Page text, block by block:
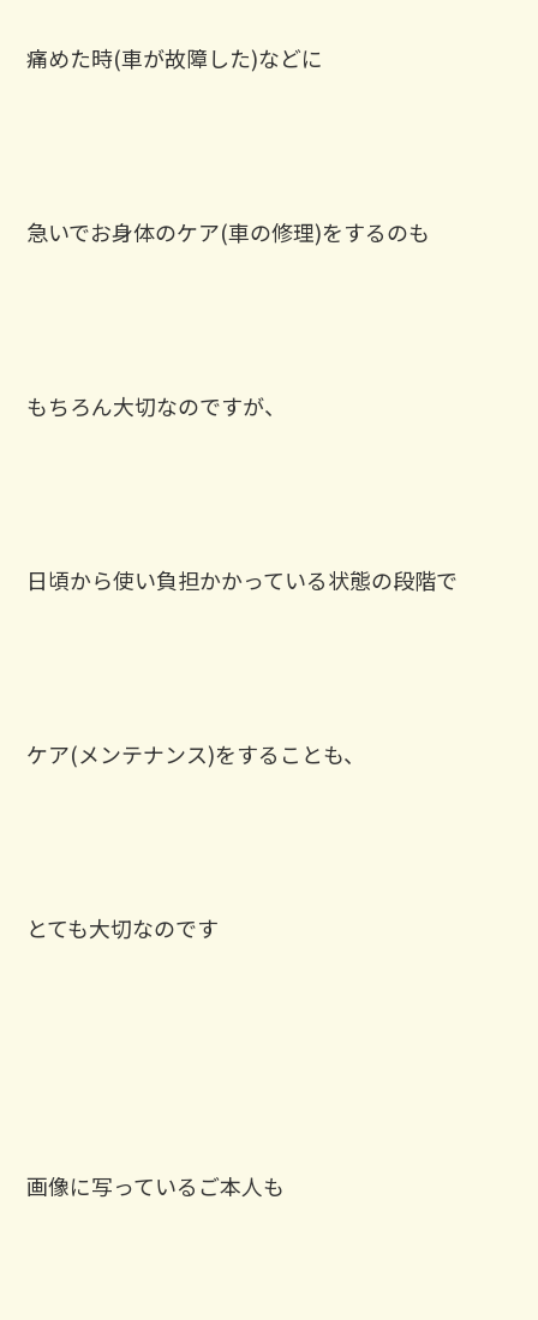
痛めた時(車が故障した)などに
急いでお身体のケア(車の修理)をするのも
もちろん大切なのですが、
日頃から使い負担かかっている状態の段階で
ケア(メンテナンス)をすることも、
とても大切なのです
画像に写っているご本人も